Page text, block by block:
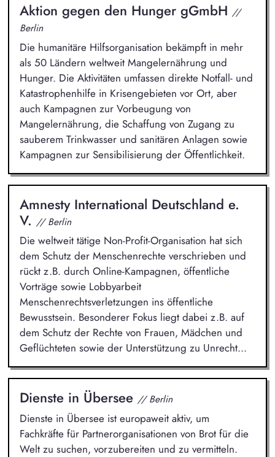
Aktion gegen den Hunger gGmbH //
Berlin
Die humanitäre Hilfsorganisation bekämpft in mehr
als 50 Ländern weltweit Mangelernährung und
Hunger. Die Aktivitäten umfassen direkte Notfall- und
Katastrophenhilfe in Krisengebieten vor Ort, aber
auch Kampagnen zur Vorbeugung von
Mangelernährung, die Schaffung von Zugang zu
sauberem Trinkwasser und sanitären Anlagen sowie
Kampagnen zur Sensibilisierung der Öffentlichkeit.
Amnesty International Deutschland e.
V. // Berlin
Die weltweit tätige Non-Profit-Organisation hat sich
dem Schutz der Menschenrechte verschrieben und
rückt z.B. durch Online-Kampagnen, öffentliche
Vorträge sowie Lobbyarbeit
Menschenrechtsverletzungen ins öffentliche
Bewusstsein. Besonderer Fokus liegt dabei z.B. auf
dem Schutz der Rechte von Frauen, Mädchen und
Geflüchteten sowie der Unterstützung zu Unrecht...
Dienste in Übersee // Berlin
Dienste in Übersee ist europaweit aktiv, um
Fachkräfte für Partnerorganisationen von Brot für die
Welt zu suchen, vorzubereiten und zu vermitteln.